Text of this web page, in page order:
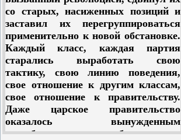
со старых, насиженных позиций и
заставил их перегруппироваться
применительно к новой обстановке.
Каждый класс, каждая партия
старались выработать свою
тактику, свою линию поведения,
свое отношение к другим классам,
свое отношение к правительству.
Даже царское правительство
оказалось вынужденным
выработать свою, необычную для